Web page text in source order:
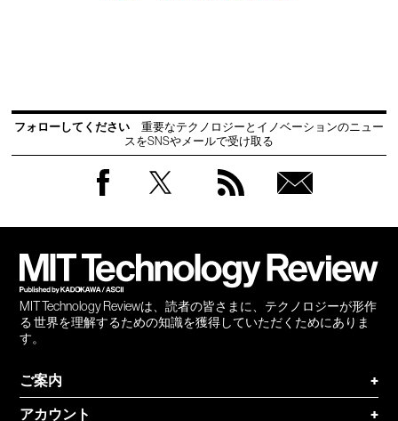
フォローしてください
重要なテクノロジーとイノベーションのニュー
スをSNSやメールで受け取る
MIT Technology Reviewは、読者の皆さまに、テクノロジーが形作
る 世界を理解するための知識を獲得していただくためにありま
す。
ご案内
+
アカウント
+